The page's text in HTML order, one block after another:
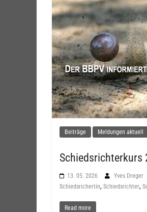
Beiträge Meldungen aktuell
Schiedsrichterkurs
13. 05. 2026 Yves Dreger
Schiedsrichertin, Schiedsrichter,
Read more